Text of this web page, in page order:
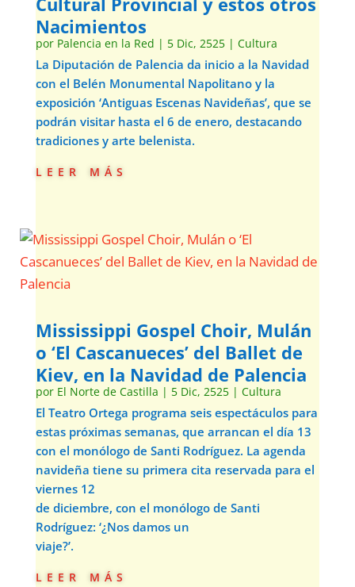
Nacimientos
por Palencia en la Red | 5 Dic, 2525| Cultura
La Diputación de Palencia da inicio a la Navidad
con el Belén Monumental Napolitano y la
exposición ‘Antiguas Escenas Navideñas’, que se
podrán visitar hasta el 6 de enero, destacando
tradiciones y arte belenista.
leer más
Mississippi Gospel Choir, Mulán
o ‘El Cascanueces’ del Ballet de
Kiev, en la Navidad de Palencia
por El Norte de Castilla | 5 Dic, 2525| Cultura
El Teatro Ortega programa seis espectáculos para
estas próximas semanas, que arrancan el día 13
con el monólogo de Santi Rodríguez. La agenda
navideña tiene su primera cita reservada para el
viernes 12
de diciembre, con el monólogo de Santi
Rodríguez: ‘¿Nos damos un
viaje?’.
leer más